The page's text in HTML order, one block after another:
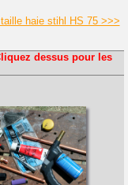
haie stihl HS 75 >>>
dessus pour les